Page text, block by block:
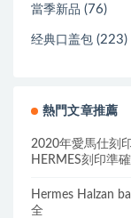
當季新品 (76)
经典口盖包 (223)
熱門文章推薦
2020年愛馬仕刻
HERMES刻印準
Hermes Halzan
全